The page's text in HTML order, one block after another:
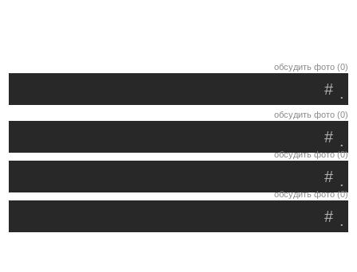
обсудить фото (0)
.
#
обсудить фото (0)
.
#
обсудить фото (0)
.
#
обсудить фото (0)
.
#